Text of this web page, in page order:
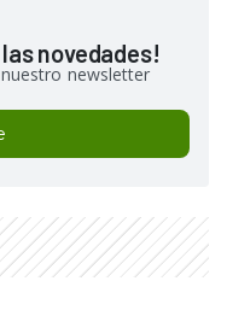
novedades!
newsletter